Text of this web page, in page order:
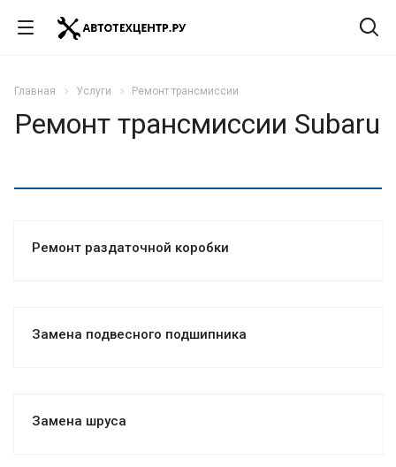
Главная Услуги Ремонт трансмиссии
Ремонт трансмиссии Subaru
Ремонт раздаточной коробки
Замена подвесного подшипника
Замена шруса